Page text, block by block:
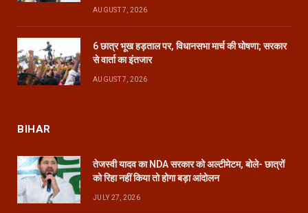
AUGUST 7, 2026
6 छात्र भूख हड़ताल पर, विधानसभा मार्च की घोषणा; सरकार
से वार्ता का इंतजार
AUGUST 7, 2026
BIHAR
तेजस्वी यादव का NDA सरकार को अल्टीमेटम, बोले- छात्रों
को रिहा नहीं किया तो होगा बड़ा आंदोलन
JULY 27, 2026